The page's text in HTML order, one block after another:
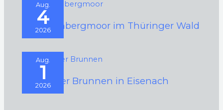
Aug.
4
2026
Schützenbergmoor im Thüringer Wald
Aug.
1
2026
Schwarzer Brunnen in Eisenach